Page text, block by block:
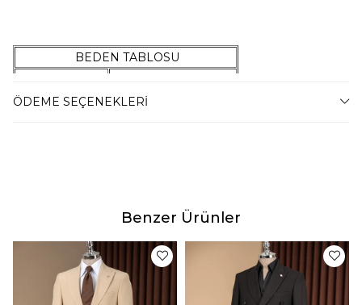
BEDEN TABLOSU
44 Beden
55-59 Kilo Arası
88-94 Kilo Arası
58 Beden
101-105 Kilo Arası
60 Beden
106-110 Kilo Arası
62 Beden
111-115 Kilo Arası
ÖDEME SEÇENEKLERI
Benzer Ürünler